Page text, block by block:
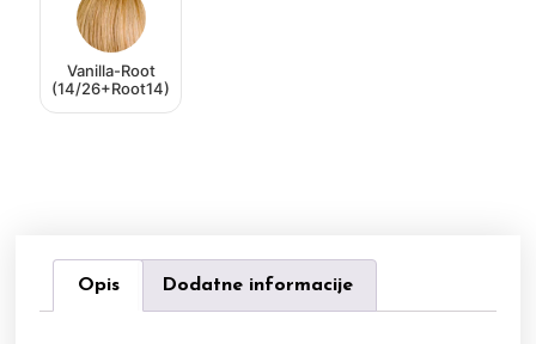
Vanilla-Root
(14/26+Root14)
Opis Dodatne informacije